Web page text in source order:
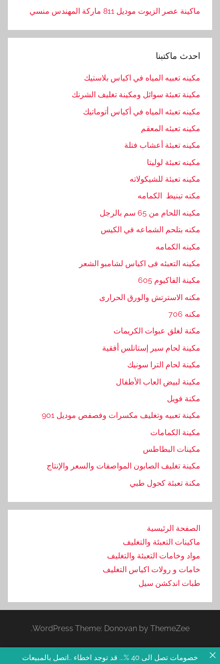
ماكينة عصر الزيوت موديل 811 ماركة المهندس منسي
احدث ماكتبنا
مكينه تعبيه المياه في اكياس بلاستيك
مكينة تعبئة سوائل ومكينة تغليف الشرنك
مكينه تعبئه المياه في أكياس أتوماتيك
مكينه تعبئه المعقم
مكينه تعبئة أعشاب فتلة
مكينه تعبئة لوليتا
مكينه تعبئة للشيكولاته
مكنه تبنيط الكمامه
مكينه اللحام من 65 سم بالرجل
مكنه بتلحم الشماعه في الكيس
مكينه الكمامه
مكينه التعبئه فى اكياس لشامبو الشعر
مكينة الفاكيوم 605
مكنه الاسترتش والورق الحرارى
مكنه 706
مكنة لغلق عبوات الكريمات
مكينة لحام سير إستانلس أفقية
مكينة لحام الترا سونيك
مكينة لبيض العاب الأطفال
مكنة فويل
مكينة تعبيه وتغليف مكسرات وفصفص موديل 901
مكينة الكمامات
مكينات البطاطس
مكينة تغليف الصابون المواصفات والسعر والإنتاج
مكنة تعبئة كحول طبي
الصفحة الرئيسية
ماكينات التعبئة والتغليف
مواد وخامات التعبئة والتغليف
خامات و رولات اكياس التغليف
طبات اندكشن سيل
WordPress Theme: Donovan by ThemeZee.
خصومات تصل الى 40 %... قد توجد اخطاء ..اتصل بالمبيعات